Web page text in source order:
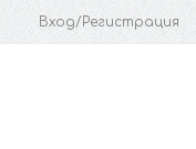
Вход/Регистрация